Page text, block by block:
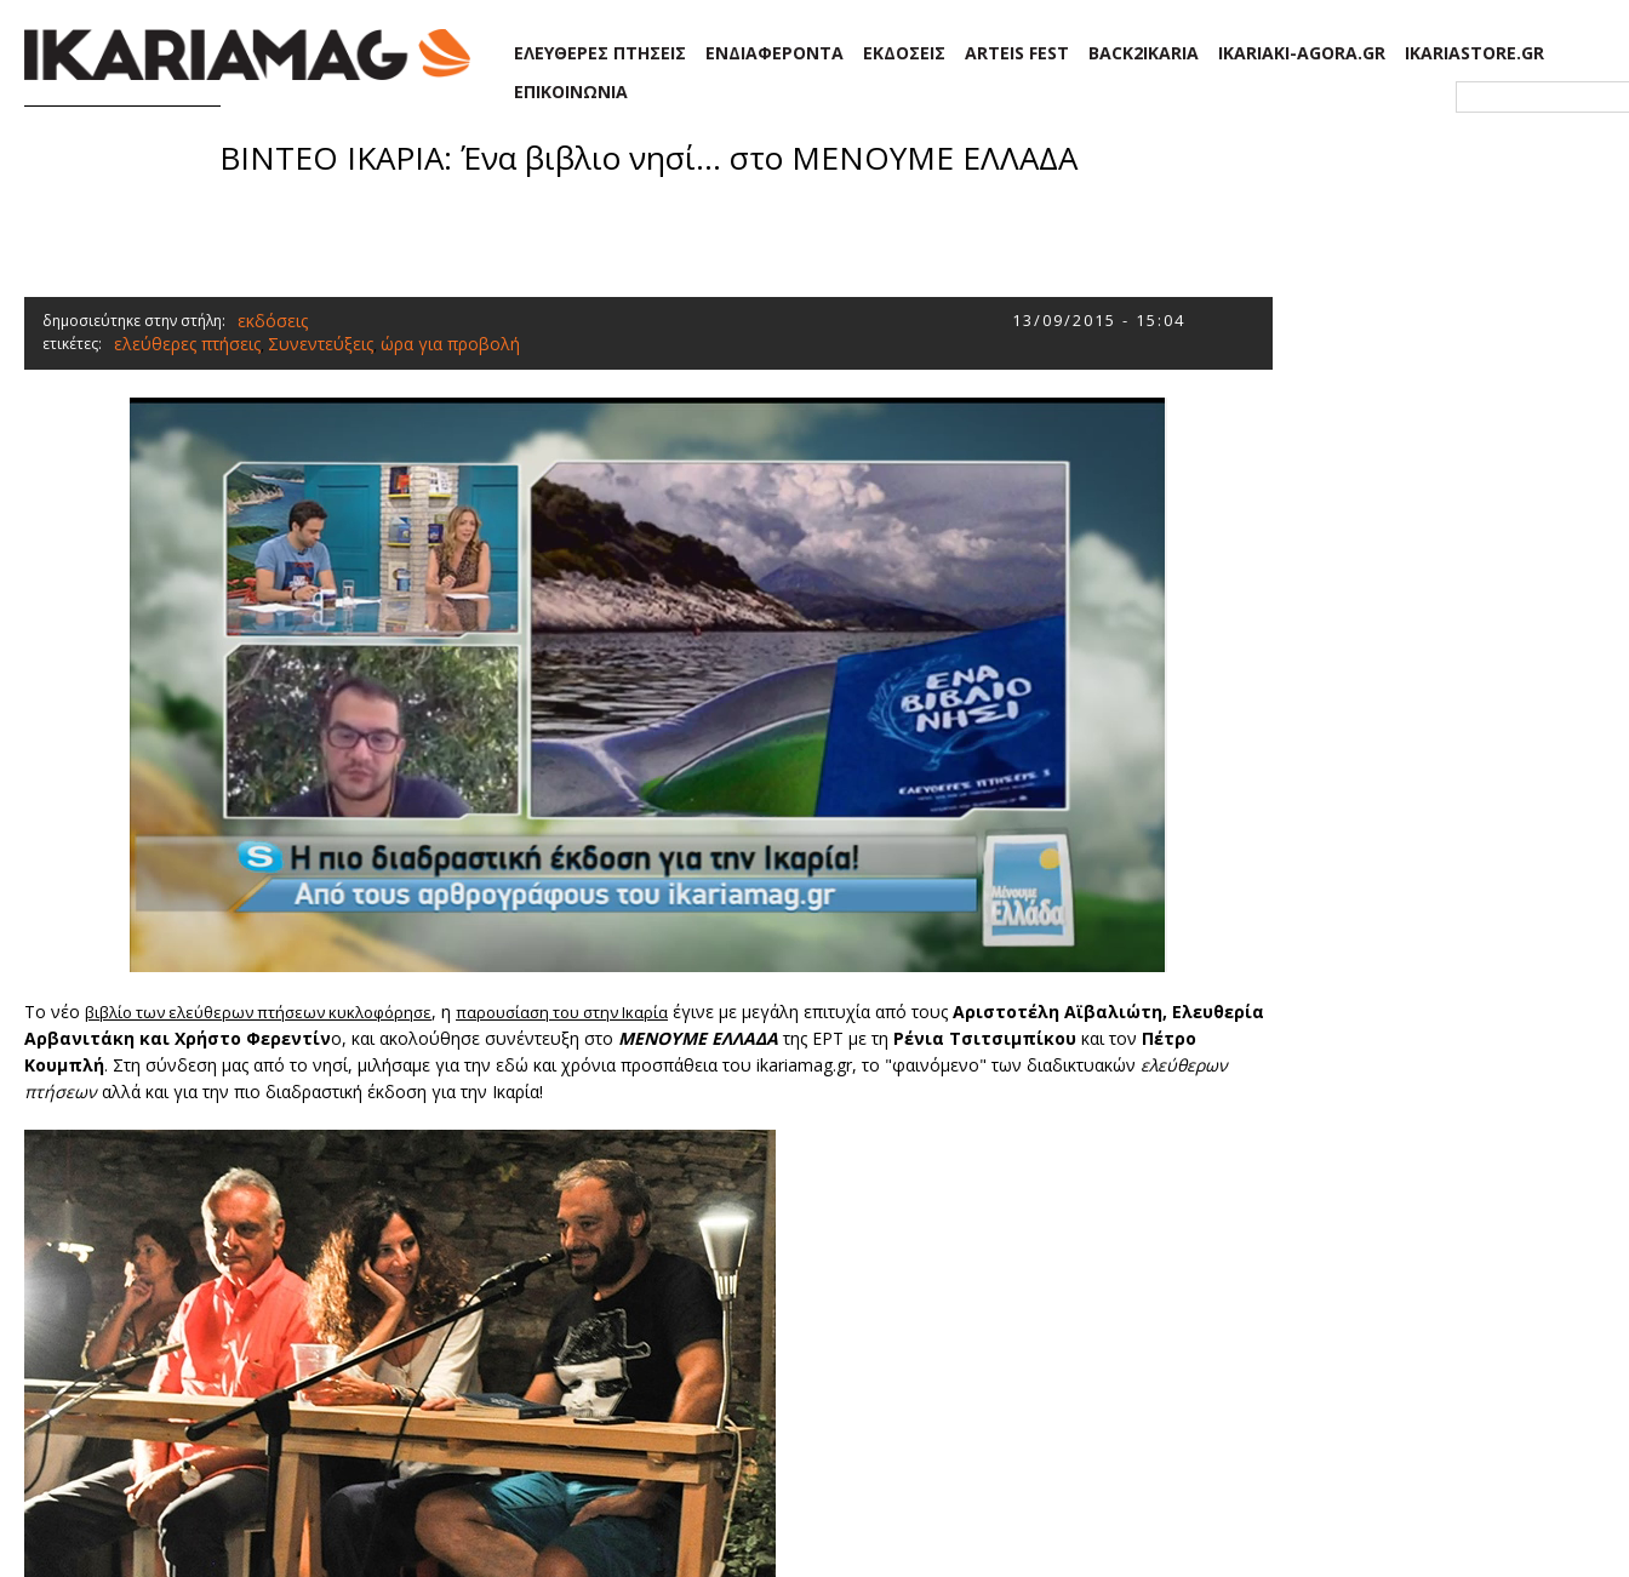
ΕΛΕΥΘΕΡΕΣ ΠΤΗΣΕΙΣ ΕΝΔΙΑΦΕΡΟΝΤΑ ΕΚΔΟΣΕΙΣ ARTEIS FEST BACK2IKARIA IKARIAKI-AGORA.GR
IKARIASTORE.GR
ΕΠΙΚΟΙΝΩΝΙΑ
ΒΙΝΤΕΟ ΙΚΑΡΙΑ: Ένα βιβλιο νησί... στο ΜΕΝΟΥΜΕ ΕΛΛΑΔΑ
δημοσιεύτηκε στην στήλη: εκδόσεις 13/09/2015 - 15:04
ετικέτες: ελεύθερες πτήσεις, Συνεντεύξεις, ώρα για προβολή
Το νέο βιβλίο των ελεύθερων πτήσεων κυκλοφόρησε, η παρουσίαση του στην Ικαρία έγινε με μεγάλη επιτυχία από τους Αριστοτέλη Αϊβαλιώτη, Ελευθερία
Αρβανιτάκη και Χρήστο Φερεντίνο, και ακολούθησε συνέντευξη στο ΜΕΝΟΥΜΕ ΕΛΛΑΔΑτης ΕΡΤ με τη Ρένια Τσιτσιμπίκου και τον Πέτρο
Κουμπλή. Στη σύνδεση μας από το νησί, μιλήσαμε για την εδώ και χρόνια προσπάθεια του ikariamag.gr, το "φαινόμενο" των διαδικτυακών ελεύθερων
πτήσεωναλλά και για την πιο διαδραστική έκδοση για την Ικαρία!